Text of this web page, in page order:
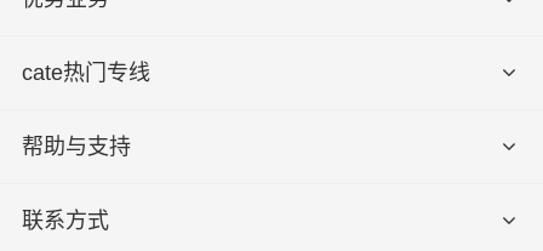
cate热门专线
帮助与支持
联系方式